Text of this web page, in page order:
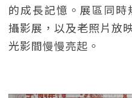
的成長記憶。展區同
攝影展，以及老照片放
光影間慢慢亮起。